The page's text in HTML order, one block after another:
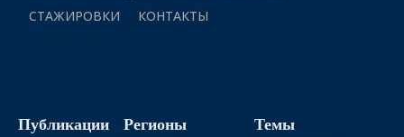
СТАЖИРОВКИ
КОНТАКТЫ
Публикации Регионы Темы